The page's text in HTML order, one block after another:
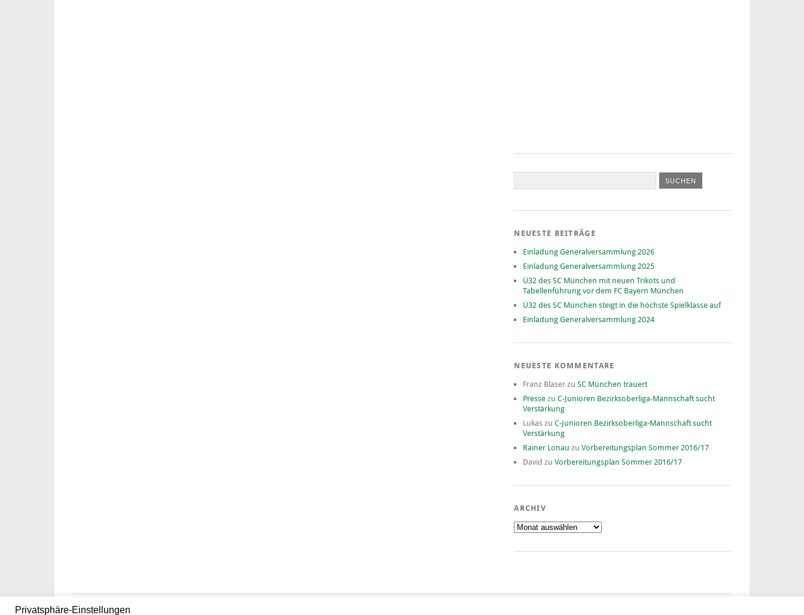
NEUESTE BEITRÄGE
Einladung Generalversammlung 2026
Einladung Generalversammlung 2025
Ü32 des SC München mit neuen Trikots und
Tabellenführung vor dem FC Bayern München
Ü32 des SC München steigt in die höchste Spielklasse auf
Einladung Generalversammlung 2024
NEUESTE KOMMENTARE
Franz Blaser zuSC München trauert
Presse zuC-Junioren Bezirksoberliga-Mannschaft sucht
Verstärkung
Lukas zuC-Junioren Bezirksoberliga-Mannschaft sucht
Verstärkung
Rainer Lonau zuVorbereitungsplan Sommer 2016/17
David zuVorbereitungsplan Sommer 2016/17
ARCHIV
Archiv
Privatsphäre-Einstellungen